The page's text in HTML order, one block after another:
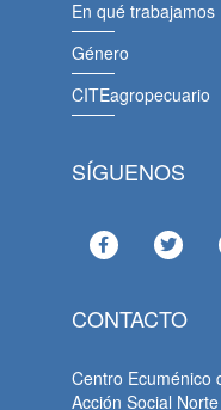
En qué trabajamos
Género
CITEagropecuario
SÍGUENOS
CONTACTO
Centro Ecuménico
Acción Social